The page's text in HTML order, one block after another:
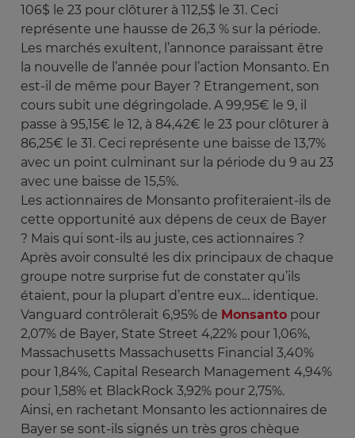
106$ le 23 pour clôturer à 112,5$ le 31. Ceci
représente une hausse de 26,3 % sur la période.
Les marchés exultent, l’annonce paraissant être
la nouvelle de l’année pour l’action Monsanto. En
est-il de même pour Bayer ? Etrangement, son
cours subit une dégringolade. A 99,95€ le 9, il
passe à 95,15€ le 12, à 84,42€ le 23 pour clôturer à
86,25€ le 31. Ceci représente une baisse de 13,7%
avec un point culminant sur la période du 9 au 23
avec une baisse de 15,5%.
Les actionnaires de Monsanto profiteraient-ils de
cette opportunité aux dépens de ceux de Bayer
? Mais qui sont-ils au juste, ces actionnaires ?
Après avoir consulté les dix principaux de chaque
groupe notre surprise fut de constater qu’ils
étaient, pour la plupart d’entre eux… identique.
Vanguard contrôlerait 6,95% de Monsanto pour
2,07% de Bayer, State Street 4,22% pour 1,06%,
Massachusetts Massachusetts Financial 3,40%
pour 1,84%, Capital Research Management 4,94%
pour 1,58% et BlackRock 3,92% pour 2,75%.
Ainsi, en rachetant Monsanto les actionnaires de
Bayer se sont-ils signés un très gros chèque